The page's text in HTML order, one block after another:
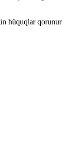
hüquqlar qorunur